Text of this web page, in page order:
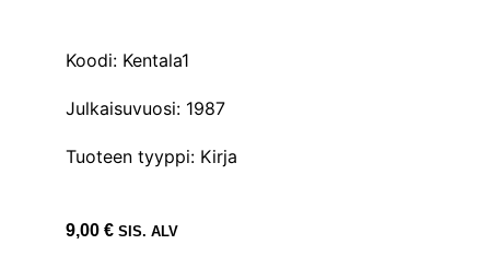
Koodi: Kentala1
Julkaisuvuosi: 1987
Tuoteen tyyppi: Kirja
9,00 € SIS. ALV